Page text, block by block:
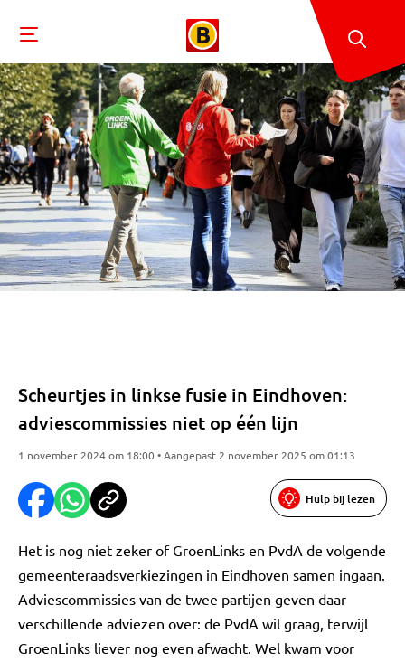
Scheurtjes in linkse fusie in Eindhoven:
adviescommissies niet op één lijn
1 november 2024 om 18:00 • Aangepast 2 november 2025 om 01:13
Hulp bij lezen
Het is nog niet zeker of GroenLinks en PvdA de volgende
gemeenteraadsverkiezingen in Eindhoven samen ingaan.
Adviescommissies van de twee partijen geven daar
verschillende adviezen over: de PvdA wil graag, terwijl
GroenLinks liever nog even afwacht. Wel kwam voor